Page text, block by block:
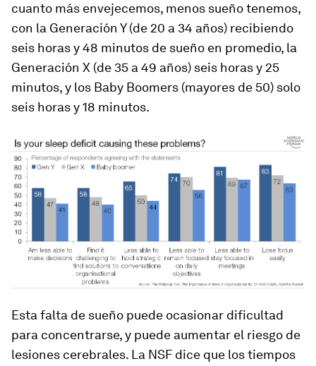
cuanto más envejecemos, menos sueño tenemos,
con la Generación Y (de 20 a 34 años) recibiendo
seis horas y 48 minutos de sueño en promedio, la
Generación X (de 35 a 49 años) seis horas y 25
minutos, y los Baby Boomers (mayores de 50) solo
seis horas y 18 minutos.
Esta falta de sueño puede ocasionar dificultad
para concentrarse, y puede aumentar el riesgo de
lesiones cerebrales. La NSF dice que los tiempos